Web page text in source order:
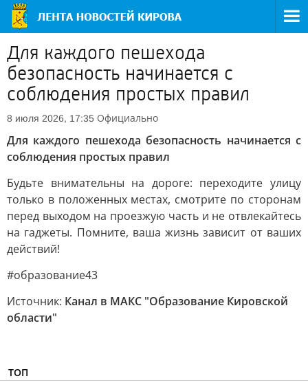
Для каждого пешехода
безопасность начинается с
соблюдения простых правил
8 июля 2026, 17:35 Официально
Для каждого пешехода безопасность начинается с
соблюдения простых правил
Будьте внимательны на дороге: переходите улицу
только в положенных местах, смотрите по сторонам
перед выходом на проезжую часть и не отвлекайтесь
на гаджеты. Помните, ваша жизнь зависит от ваших
действий!
#образование43
Источник: Канал в МАКС "Образование Кировской
области"
ТОП